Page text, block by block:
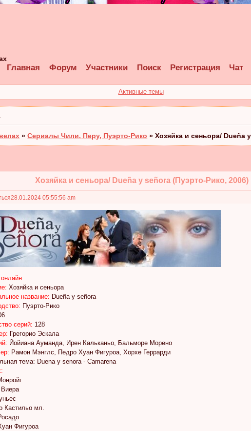
Главная Форум Участники Поиск Регистрация Чат
Активные темы
»Сериалы Чили, Перу, Пуэрто-Рико »Хозяйка и сеньора/ Dueña
Хозяйка и сеньора/ Dueña y señora (Пуэрто-Рико, 2006)
28.01.2024 05:55:56 am
Хозяйка и сеньора
название: Dueña y señora
Пуэрто-Рико
серий: 128
Грегорио Эскала
Йойиана Ауманда, Ирен Кальканьо, Бальморе Морено
Рамон Мэнглс, Педро Хуан Фигуроа, Хорхе Геррарди
тема: Duena y senora - Camarena
Кастильо мл.
Фигуроа